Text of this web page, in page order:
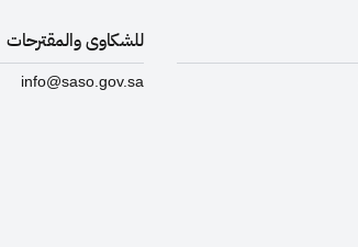
للشكاوى والمقترحات
info@saso.gov.sa